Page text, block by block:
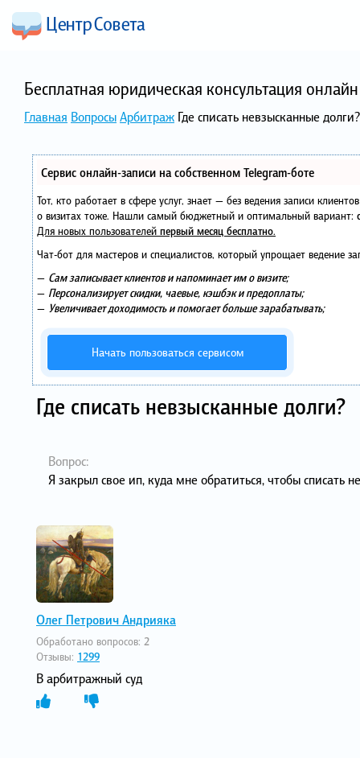
Бесплатная юридическая консультация
Главная ВопросыАрбитраж Где списать невзысканные долги?
Сервис онлайн-записи на собственном Telegram-боте
Тот, кто работает в сфере услуг, знает — без ведения записи
о визитах тоже. Нашли самый бюджетный и оптимальный вариант:
Для новых пользователей первый месяц бесплатно.
Чат-бот для мастеров и специалистов, который упрощает ведение
— Сам записывает клиентов и напоминает им о визите;
— Персонализирует скидки, чаевые, кэшбэк и предоплаты;
— Увеличивает доходимость и помогает больше зарабатывать;
Начать пользоваться сервисом
Где списать невзысканные долги?
Вопрос:
Я закрыл свое ип, куда мне обратиться, чтобы списать
Олег Петрович Андрияка
Обработано вопросов: 2
Отзывы: 1299
В арбитражный суд